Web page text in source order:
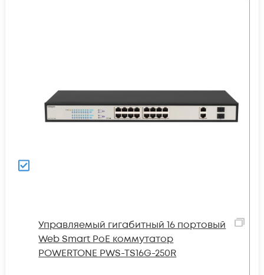
Управляемый гигабитный 16 портовый
Web Smart PoE коммутатор
POWERTONE PWS-TS16G-250R